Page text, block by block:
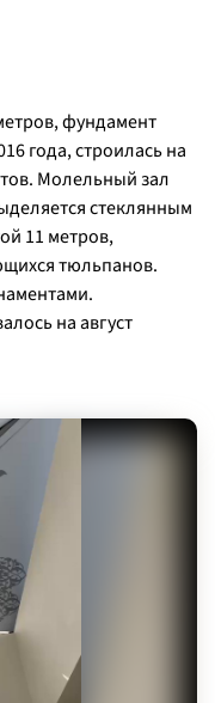
фундамент
года, строилась на
Молельный зал
стеклянным
11 метров,
тюльпанов.
на август